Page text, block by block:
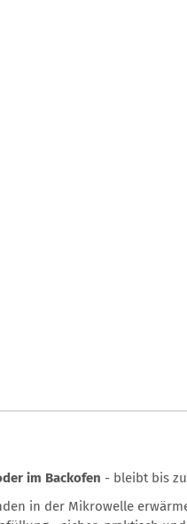
im Backofen - bleibt bis
in der Mikrowelle